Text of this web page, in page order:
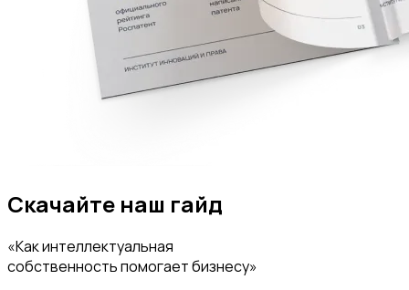
Скачайте наш гайд
«Как интеллектуальная
собственность помогает бизнесу»